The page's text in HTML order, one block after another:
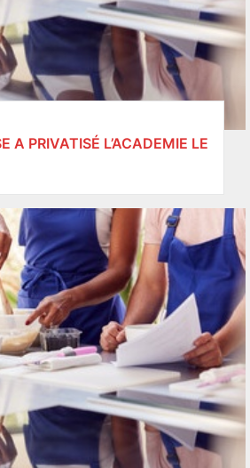
A PRIVATISÉ L’ACADEMIE LE